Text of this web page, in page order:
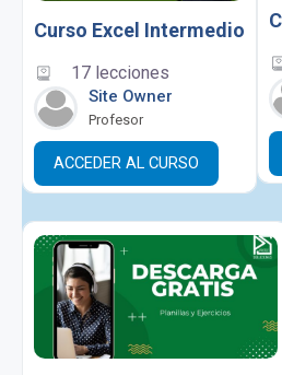
Curso Excel Intermedio
17 lecciones
Site Owner
Profesor
ACCEDER AL CURSO